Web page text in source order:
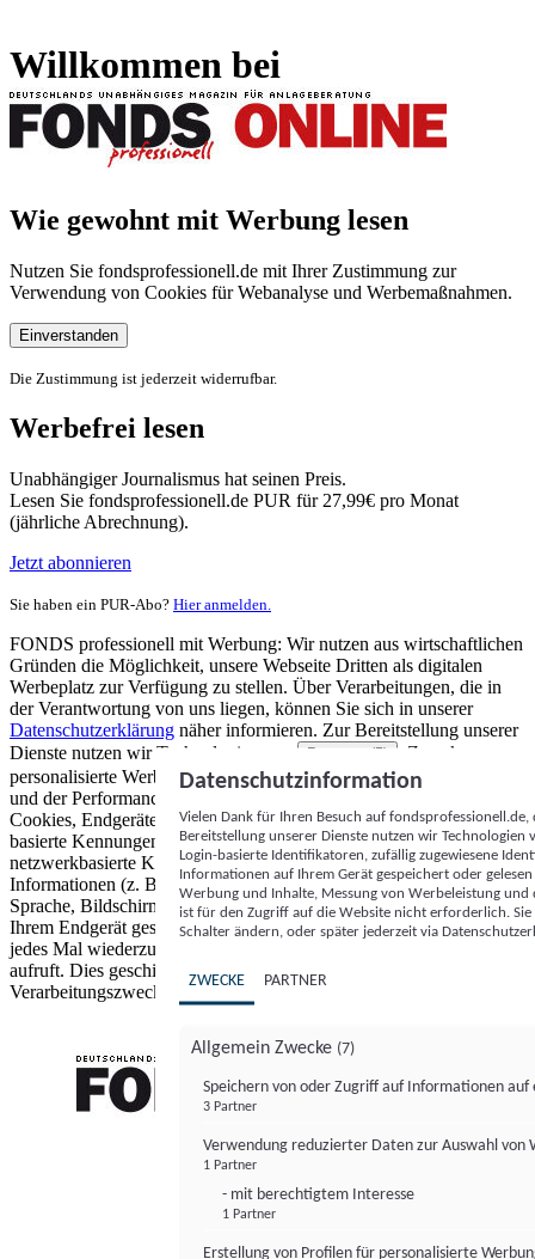
Willkommen bei
Wie gewohnt mit Werbung lesen
Nutzen Sie fondsprofessionell.de mit Ihrer Zustimmung zur
Verwendung von Cookies für Webanalyse und Werbemaßnahmen.
Einverstanden
Die Zustimmung ist jederzeit widerrufbar.
Werbefrei lesen
Unabhängiger Journalismus hat seinen Preis.
Lesen Sie fondsprofessionell.de PUR für 27,99€ pro Monat
(jährliche Abrechnung).
Jetzt abonnieren
Sie haben ein PUR-Abo? Hier anmelden.
FONDS professionell mit Werbung: Wir nutzen aus wirtschaftlichen
Gründen die Möglichkeit, unsere Webseite Dritten als digitalen
Werbeplatz zur Verfügung zu stellen. Über Verarbeitungen, die in
der Verantwortung von uns liegen, können Sie sich in unserer
Datenschutzerklärung näher informieren. Zur Bereitstellung unserer
Dienste nutzen wir Technologien von
Partnern (5)
. Zwecke:
personalisierte Werbung und Inhalte, Messung von Werbeleistung
und der Performance von Inhalten sowie Zielgruppenforschung.
Cookies, Endgeräte- oder ähnliche Online-Kennungen (z. B. login-
basierte Kennungen, zufällig generierte Kennungen,
netzwerkbasierte Kennungen) können zusammen mit anderen
Informationen (z. B. Browsertyp und Browserinformationen,
Sprache, Bildschirmgröße, unterstützte Technologien usw.) auf
Ihrem Endgerät gespeichert oder von dort ausgelesen werden, um es
jedes Mal wiederzuerkennen, wenn es eine App oder einer Webseite
aufruft. Dies geschieht für einen oder mehrere der hier aufgeführten
Verarbeitungszwecke.
Datenschutzinformation
Vielen Dank für Ihren Besuch auf
Bereitstellung unserer Dienste nutzen wir Technologien
Login-basierte Identifikatoren, zufällig zugewiesene
Informationen auf Ihrem Gerät gespeichert oder
Werbung und Inhalte, Messung von Werbeleistung
ist für den Zugriff auf die Website nicht erforderlich.
Schalter ändern, oder später jederzeit via
ZWECKE PARTNER
Allgemein Zwecke (7)
Speichern von oder Zugriff auf Informationen auf
3 Partner
Verwendung reduzierter Daten zur Auswahl von
1 Partner
- mit berechtigtem Interesse
1 Partner
Erstellung von Profilen für personalisierte
FONDS professionell